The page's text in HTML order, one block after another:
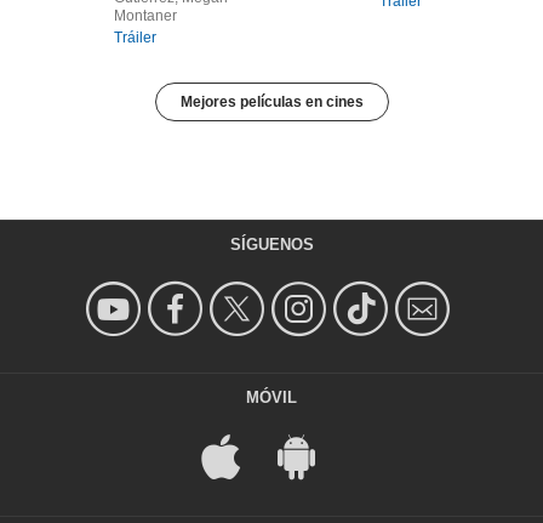
Montaner
Tráiler
Mejores películas en cines
SÍGUENOS
MÓVIL